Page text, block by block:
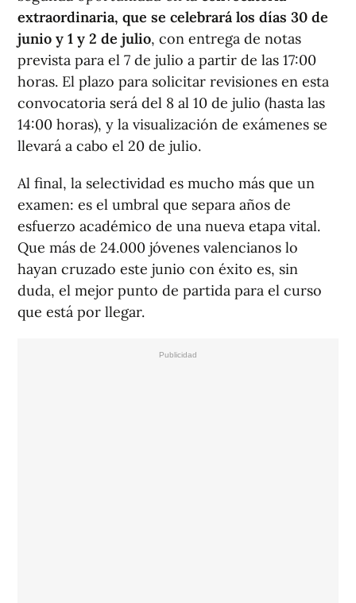
extraordinaria, que se celebrará los días 30 de
junio y 1 y 2 de julio, con entrega de notas
prevista para el 7 de julio a partir de las 17:00
horas. El plazo para solicitar revisiones en esta
convocatoria será del 8 al 10 de julio (hasta las
14:00 horas), y la visualización de exámenes se
llevará a cabo el 20 de julio.
Al final, la selectividad es mucho más que un
examen: es el umbral que separa años de
esfuerzo académico de una nueva etapa vital.
Que más de 24.000 jóvenes valencianos lo
hayan cruzado este junio con éxito es, sin
duda, el mejor punto de partida para el curso
que está por llegar.